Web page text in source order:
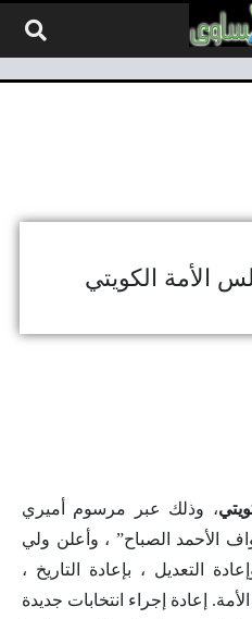
الأمة الكويتي
، وذلك عبر مرسوم أميري
الأحمد الصباح” ، وأعلن ولي
التعديل ، بإعادة التاريخ ،
إعادة إجراء انتخابات جديدة